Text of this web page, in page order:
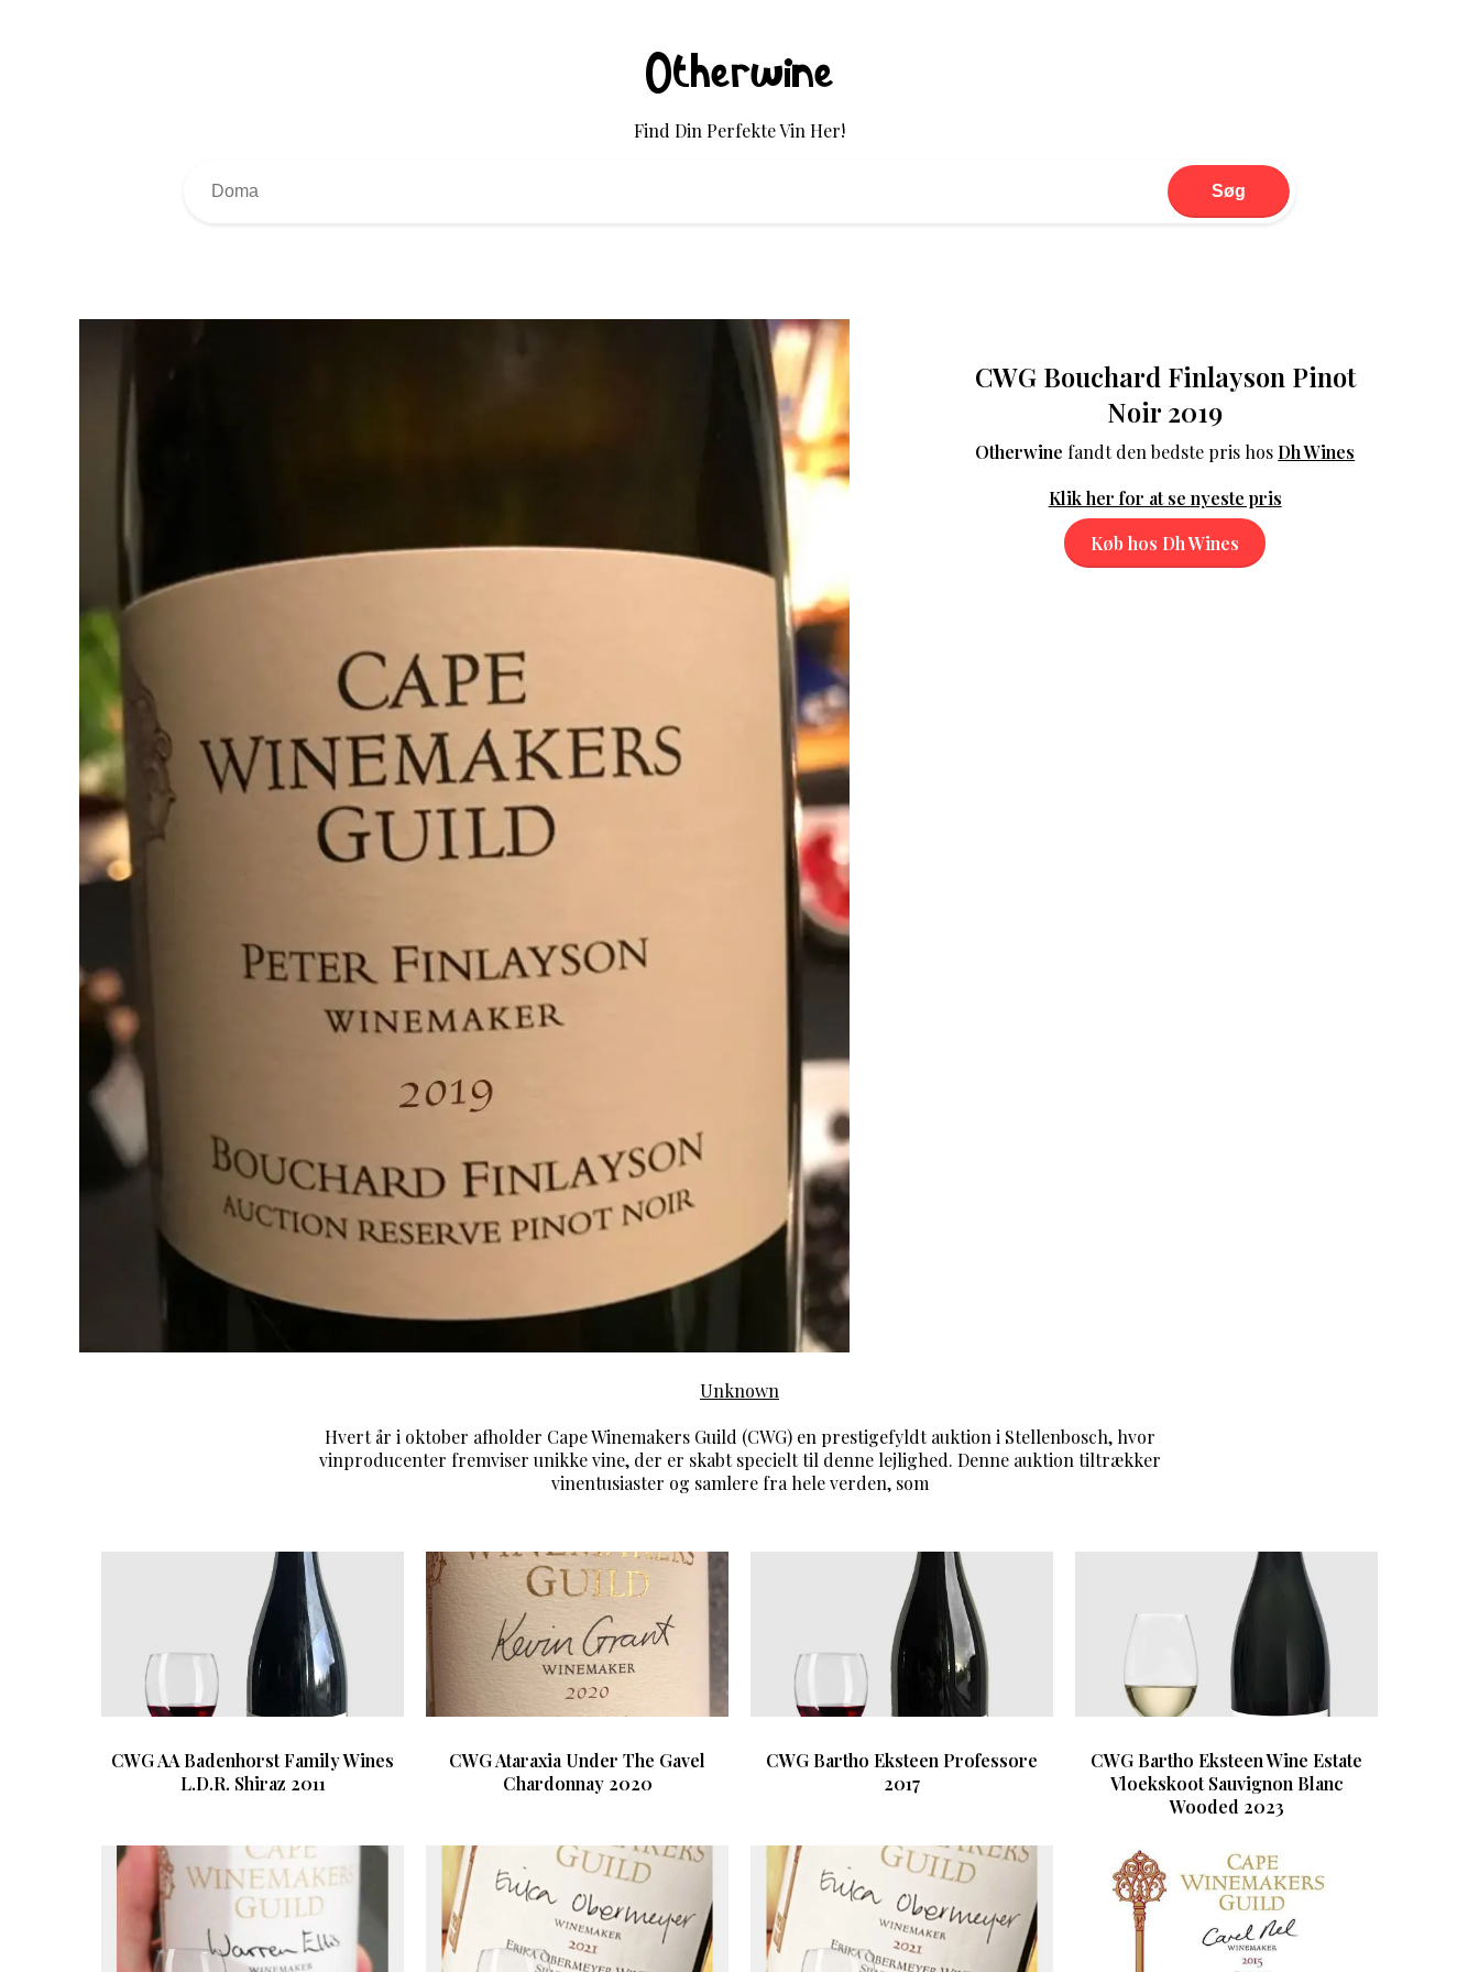
Otherwine
Find Din Perfekte Vin Her!
Søg
CWG Bouchard Finlayson Pinot
Noir 2019
Otherwine fandt den bedste pris hos Dh Wines
Klik her for at se nyeste pris
Køb hos Dh Wines
Unknown
Hvert år i oktober afholder Cape Winemakers Guild (CWG) en prestigefyldt auktion i Stellenbosch, hvor
vinproducenter fremviser unikke vine, der er skabt specielt til denne lejlighed. Denne auktion tiltrækker
vinentusiaster og samlere fra hele verden, som
CWG AA Badenhorst Family Wines
L.D.R. Shiraz 2011
CWG Ataraxia Under The Gavel
Chardonnay 2020
CWG Bartho Eksteen Professore
2017
CWG Bartho Eksteen Wine Estate
Vloekskoot Sauvignon Blanc
Wooded 2023